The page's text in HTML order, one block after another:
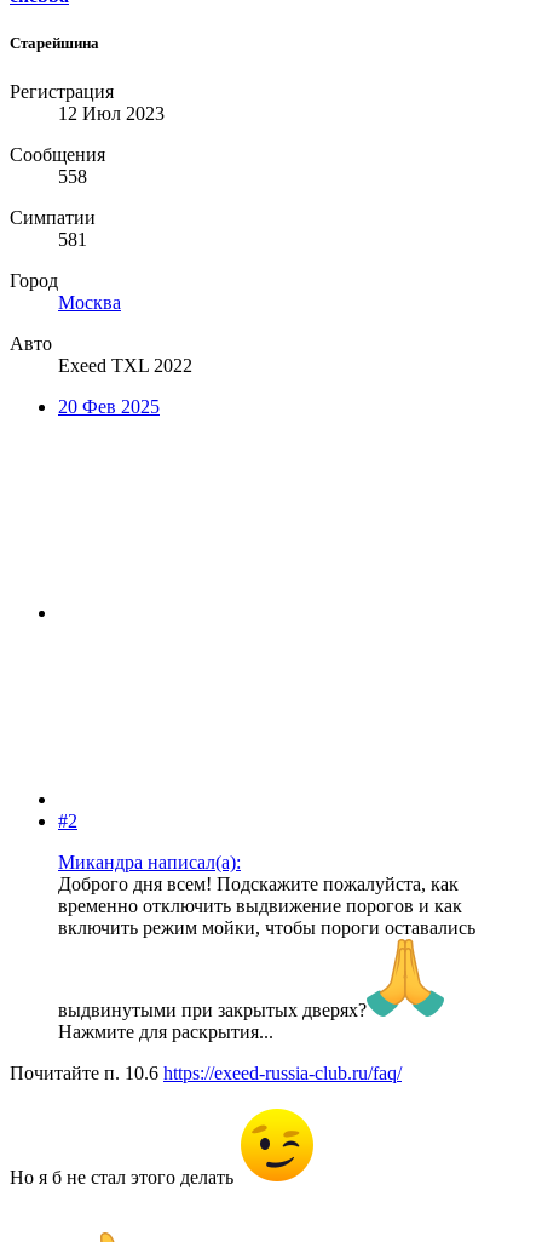
Старейшина
Регистрация
12 Июл 2023
Сообщения
558
Симпатии
581
Город
Москва
Авто
Exeed TXL 2022
20 Фев 2025
#2
Микандра написал(а):
Доброго дня всем! Подскажите пожалуйста, как
временно отключить выдвижение порогов и как
включить режим мойки, чтобы пороги оставались
выдвинутыми при закрытых дверях?
Нажмите для раскрытия...
Почитайте п. 10.6 https://exeed-russia-club.ru/faq/
Но я б не стал этого делать